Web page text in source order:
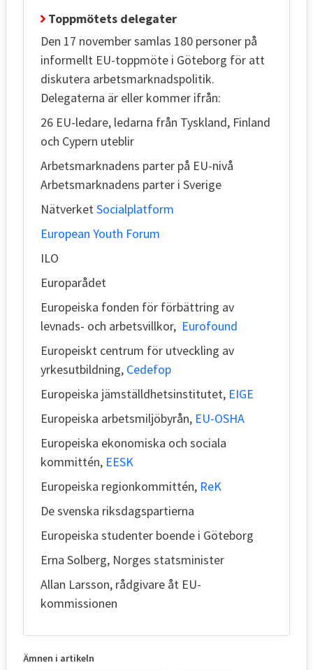
Toppmötets delegater
Den 17 november samlas 180 personer på
informellt EU-toppmöte i Göteborg för att
diskutera arbetsmarknadspolitik.
Delegaterna är eller kommer ifrån:
26 EU-ledare, ledarna från Tyskland, Finland
och Cypern uteblir
Arbetsmarknadens parter på EU-nivå
Arbetsmarknadens parter i Sverige
Nätverket Socialplatform
European Youth Forum
ILO
Europarådet
Europeiska fonden för förbättring av
levnads- och arbetsvillkor, Eurofound
Europeiskt centrum för utveckling av
yrkesutbildning, Cedefop
Europeiska jämställdhetsinstitutet, EIGE
Europeiska arbetsmiljöbyrån, EU-OSHA
Europeiska ekonomiska och sociala
kommittén, EESK
Europeiska regionkommittén, ReK
De svenska riksdagspartierna
Europeiska studenter boende i Göteborg
Erna Solberg, Norges statsminister
Allan Larsson, rådgivare åt EU-
kommissionen
Ämnen i artikeln